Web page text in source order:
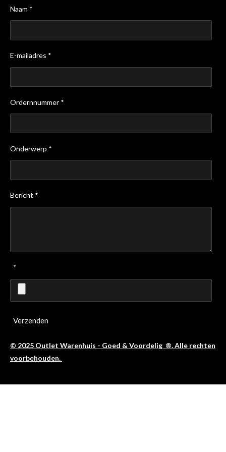
Naam *
E-mailadres *
Ordernnummer *
Onderwerp *
Bericht *
*
Verzenden
© 2025 Outlet Warenhuis - Goed & Voordelig ®. Alle rechten
voorbehouden.